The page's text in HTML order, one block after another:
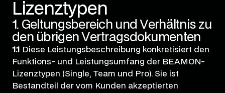
Lizenztypen
1. Geltungsbereich und Verhältnis zu
den übrigen Vertragsdokumenten
1.1
Diese Leistungsbeschreibung konkretisiert den
Funktions- und Leistungsumfang der BEAMON-
Lizenztypen (Single, Team und Pro). Sie ist
Bestandteil der vom Kunden akzeptierten